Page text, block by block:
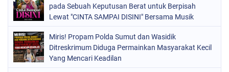
pada Sebuah Keputusan Berat untuk Berpisah
Lewat "CINTA SAMPAI DISINI" Bersama Musik
Miris! Propam Polda Sumut dan Wasidik
Ditreskrimum Diduga Permainkan Masyarakat Kecil
Yang Mencari Keadilan